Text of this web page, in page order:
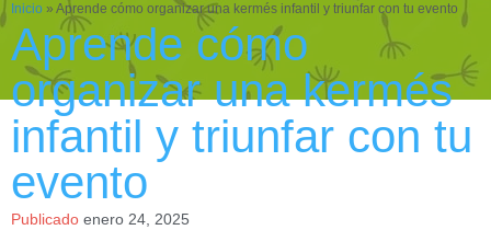
Inicio » Aprende cómo organizar una kermés infantil y triunfar con tu evento
Aprende cómo
organizar una kermés
infantil y triunfar con tu
evento
Publicado enero 24, 2025